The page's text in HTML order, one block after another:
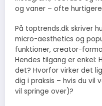
og vaner – ofte
På toptrends.dk skriver
micro-aesthetics og
funktioner, creator-
Hendes tilgang er enkel:
det? Hvorfor virker det
dig i praksis – hvis du vil
vil springe over)?